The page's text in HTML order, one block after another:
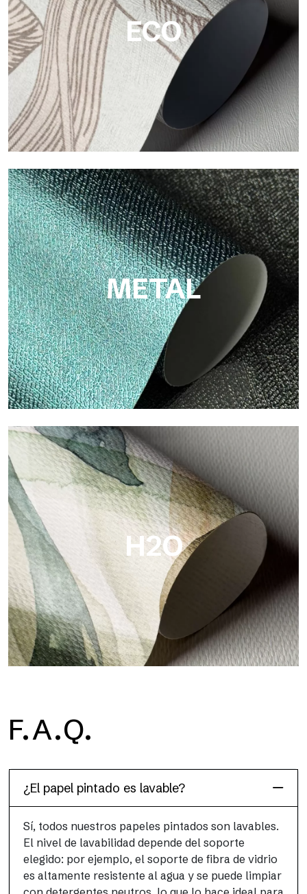
ECO
ECO
Eco de Tecnografica es el papel pintado ecológico de fibra de
celulosa: soporte sostenible, sin PVC, con colores claros y de
alta calidad.
METAL
Metal
Metal es el papel pintado metálico de Tecnografica, con
reflejos metálicos únicos que resaltan los colores oro, plata,
cobre y ricos.
H2O
H2O es el papel pintado de baño de fibra de vidrio
impermeable, ideal para cabinas de ducha y ambientes
F.A.Q.
¿El papel pintado es lavable?
Sí, todos nuestros papeles pintados son lavables.
El nivel de lavabilidad depende del soporte
elegido: por ejemplo, el soporte de fibra de vidrio
es altamente resistente al agua y se puede limpiar